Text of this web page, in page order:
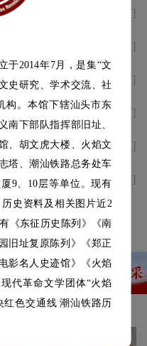
于2014年7月，是集“文
史研究、学术交流、社
构。本馆下辖汕头市东
南下部队指挥部旧址、
、胡文虎大楼、火焰文
塔、潮汕铁路总务处车
9、10层等单位。现有
史资料及相关图片近2
《东征历史陈列》《南
旧址复原陈列》《郑正
影名人史迹馆》《火焰
代革命文学团体“火焰
色交通线 潮汕铁路历
[2026-07-07]
[2026-07-03]
[2026-07-02]
[2026-07-02]
[2026-07-01]
[2026-06-18]